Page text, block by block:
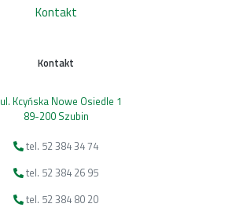
Kontakt
Kontakt
ul. Kcyńska Nowe Osiedle 1
89-200 Szubin
tel. 52 384 34 74
tel. 52 384 26 95
tel. 52 384 80 20